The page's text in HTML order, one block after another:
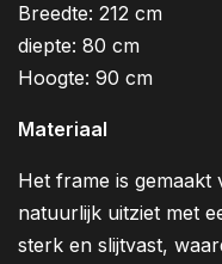
Breedte: 212 cm
diepte: 80 cm
Hoogte: 90 cm
Materiaal
Het frame is
natuurlijk uitziet met
sterk en slijtvast,